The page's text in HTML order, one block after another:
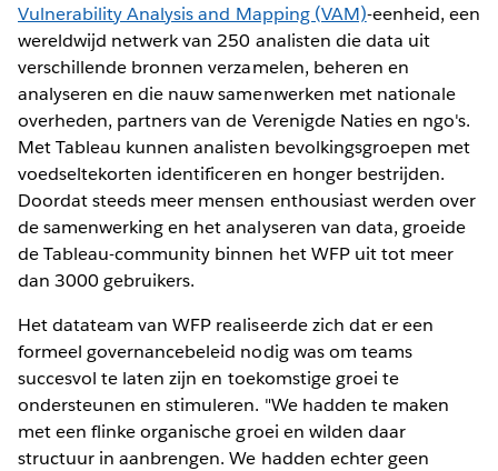
Vulnerability Analysis and Mapping (VAM)-eenheid, een
wereldwijd netwerk van 250 analisten die data uit
verschillende bronnen verzamelen, beheren en
analyseren en die nauw samenwerken met nationale
overheden, partners van de Verenigde Naties en ngo's.
Met Tableau kunnen analisten bevolkingsgroepen met
voedseltekorten identificeren en honger bestrijden.
Doordat steeds meer mensen enthousiast werden over
de samenwerking en het analyseren van data, groeide
de Tableau-community binnen het WFP uit tot meer
dan 3000 gebruikers.
Het datateam van WFP realiseerde zich dat er een
formeel governancebeleid nodig was om teams
succesvol te laten zijn en toekomstige groei te
ondersteunen en stimuleren. "We hadden te maken
met een flinke organische groei en wilden daar
structuur in aanbrengen. We hadden echter geen